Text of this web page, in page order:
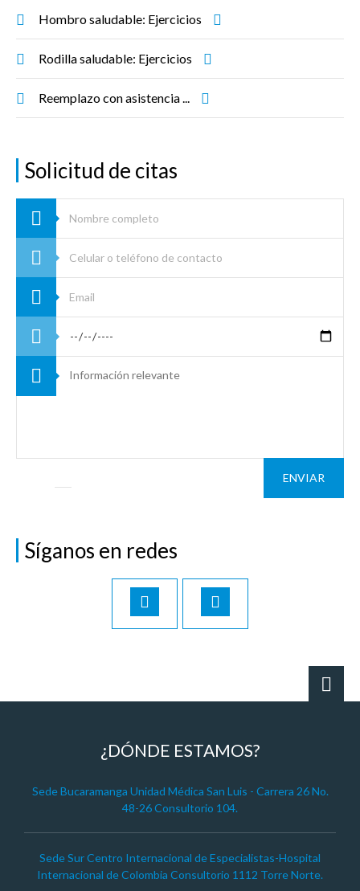
Hombro saludable: Ejercicios
Rodilla saludable: Ejercicios
Reemplazo con asistencia ...
Solicitud de citas
ENVIAR
Síganos en redes
¿DÓNDE ESTAMOS?
Sede Bucaramanga Unidad Médica San Luis - Carrera 26 No.
48-26 Consultorio 104.
Sede Sur Centro Internacional de Especialistas-Hospital
Internacional de Colombia Consultorio 1112 Torre Norte.